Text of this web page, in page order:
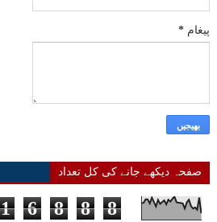
پیغام *
صفحہ دیکھے جانے کی کل تعداد
1 6 8 8 8